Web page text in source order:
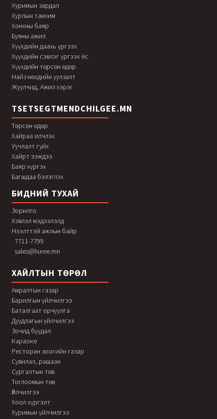
Хуримын зардал
Хурлын танхим
Хонхны баяр
Буяны ажил
Хүүхдийн даахь үргээх
Хүүхдийн сэвлэг үргээх ёс
Хүүхдийн төрсөн өдөр
Найз нөхдийн уулзалт
Жуулчид, Ажил хэрэг
TSETSEGTMENDCHILGEE.MN
Төрсөн өдөр
Хайраа илчлэх
Уучлалт гуйх
Хайрт ээждээ
Баяр хүргэх
Багшдаа бэлэглэх
БИДНИЙ ТУХАЙ
Зорилго
Хэвлэл мэдээлэлд
Нээлттэй ажлын байр
7711-7799
sales@huree.mn
ХАЙЛТЫН ТӨРӨЛ
Амралтын газар
Барилгын үйлчилгээ
Баталгаат орчуулга
Дуудлагын үйлчилгээ
Зочид буудал
Караоке
Ресторан зоогийн газар
Сувилал, рашаан
Сургалтын төв
Тоглоомын төв
Үйлчилгээ
Хоол хүргэлт
Хуримын үйлчилгээ